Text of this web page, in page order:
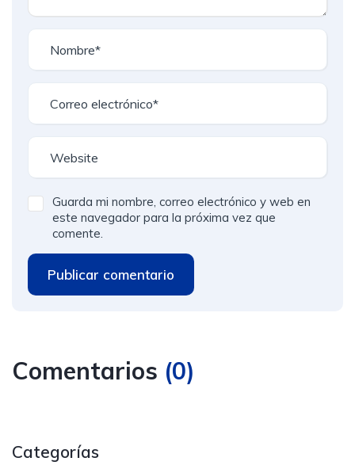
Guarda mi nombre, correo electrónico y web en
este navegador para la próxima vez que
comente.
Publicar comentario
Comentarios (0)
Categorías